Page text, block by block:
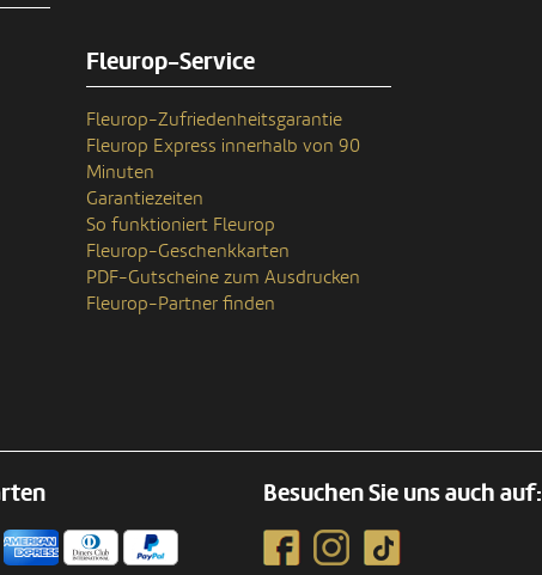
Fleurop-Service
Fleurop-Zufriedenheitsgarantie
Fleurop Express innerhalb von 90
Minuten
Garantiezeiten
So funktioniert Fleurop
Fleurop-Geschenkkarten
PDF-Gutscheine zum Ausdrucken
Fleurop-Partner finden
Besuchen Sie uns auch auf: